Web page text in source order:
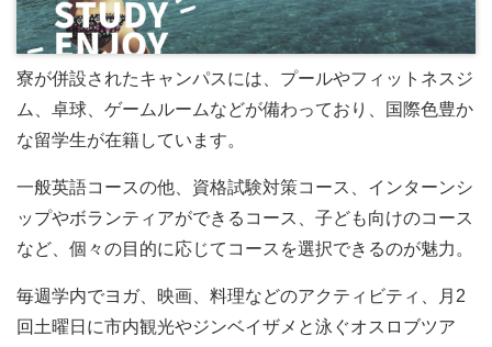
寮が併設されたキャンパスには、プールやフィットネスジ
ム、卓球、ゲームルームなどが備わっており、国際色豊か
な留学生が在籍しています。
一般英語コースの他、資格試験対策コース、インターンシ
ップやボランティアができるコース、子ども向けのコース
など、個々の目的に応じてコースを選択できるのが魅力。
毎週学内でヨガ、映画、料理などのアクティビティ、月2
回土曜日に市内観光やジンベイザメと泳ぐオスロブツア